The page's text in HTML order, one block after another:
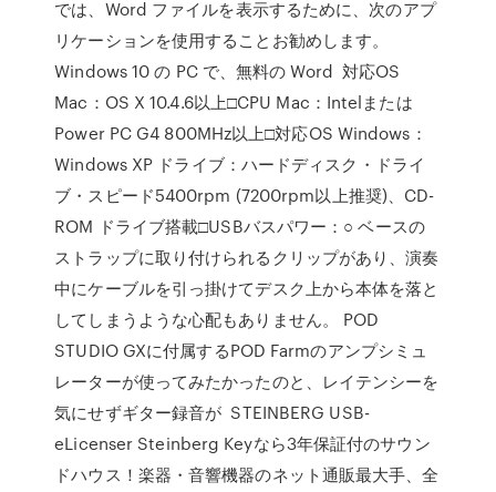
では、Word ファイルを表示するために、次のアプ
リケーションを使用することお勧めします。
Windows 10 の PC で、無料の Word 対応OS
Mac：OS X 10.4.6以上□CPU Mac：Intelまたは
Power PC G4 800MHz以上□対応OS Windows：
Windows XP ドライブ：ハードディスク・ドライ
ブ・スピード5400rpm (7200rpm以上推奨)、CD-
ROM ドライブ搭載□USBバスパワー：○ ベースの
ストラップに取り付けられるクリップがあり、演奏
中にケーブルを引っ掛けてデスク上から本体を落と
してしまうような心配もありません。 POD
STUDIO GXに付属するPOD Farmのアンプシミュ
レーターが使ってみたかったのと、レイテンシーを
気にせずギター録音が STEINBERG USB-
eLicenser Steinberg Keyなら3年保証付のサウン
ドハウス！楽器・音響機器のネット通販最大手、全